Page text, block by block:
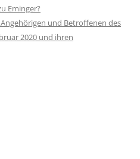
Eminger?
und Betroffenen des
2020 und ihren